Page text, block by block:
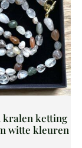
kralen ketting
witte kleuren